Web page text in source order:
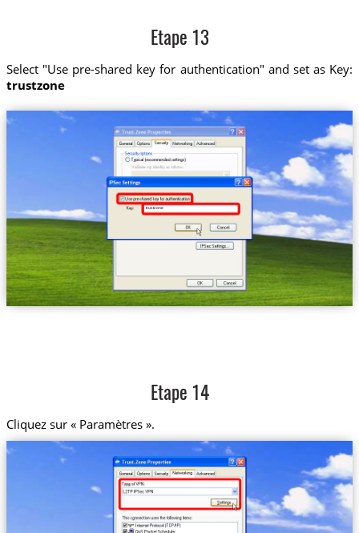
Etape 13
Select "Use pre-shared key for authentication" and set as Key:
trustzone
trustzone
Etape 14
Cliquez sur « Paramètres ».